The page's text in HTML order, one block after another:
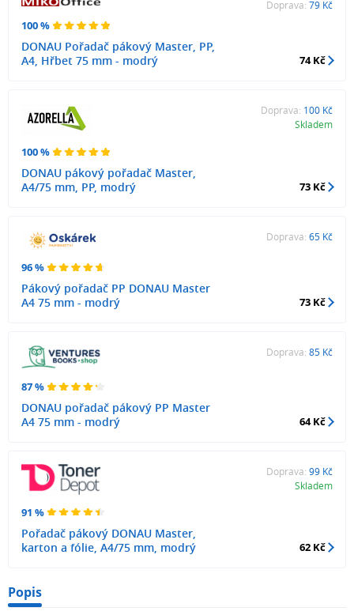
100 %
DONAU Pořadač pákový Master, PP,
A4, Hřbet 75 mm - modrý
Doprava: 79 Kč
74 Kč
100 %
DONAU pákový pořadač Master,
A4/75 mm, PP, modrý
Doprava: 100 Kč
Skladem
73 Kč
96 %
Pákový pořadač PP DONAU Master
A4 75 mm - modrý
Doprava: 65 Kč
73 Kč
87 %
DONAU pořadač pákový PP Master
A4 75 mm - modrý
Doprava: 85 Kč
64 Kč
91 %
Pořadač pákový DONAU Master,
karton a fólie, A4/75 mm, modrý
Doprava: 99 Kč
Skladem
62 Kč
Popis